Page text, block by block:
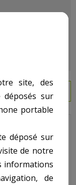
site, des
déposés sur
portable
déposé sur
de notre
informations
de